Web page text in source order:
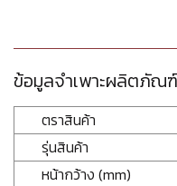
ข้อมูลจำเพาะผลิตภัณฑ์
ตราสินค้า
รุ่นสินค้า
หน้ากว้าง (mm)